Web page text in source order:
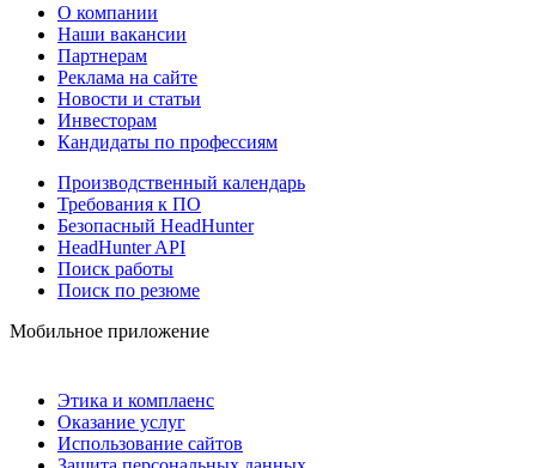
О компании
Наши вакансии
Партнерам
Реклама на сайте
Новости и статьи
Инвесторам
Кандидаты по профессиям
Производственный календарь
Требования к ПО
Безопасный HeadHunter
HeadHunter API
Поиск работы
Поиск по резюме
Мобильное приложение
Этика и комплаенс
Оказание услуг
Использование сайтов